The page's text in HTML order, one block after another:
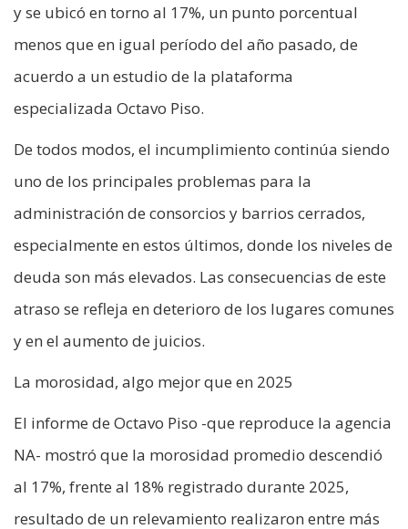
y se ubicó en torno al 17%, un punto porcentual
menos que en igual período del año pasado, de
acuerdo a un estudio de la plataforma
especializada Octavo Piso.
De todos modos, el incumplimiento continúa siendo
uno de los principales problemas para la
administración de consorcios y barrios cerrados,
especialmente en estos últimos, donde los niveles de
deuda son más elevados. Las consecuencias de este
atraso se refleja en deterioro de los lugares comunes
y en el aumento de juicios.
La morosidad, algo mejor que en 2025
El informe de Octavo Piso -que reproduce la agencia
NA- mostró que la morosidad promedio descendió
al 17%, frente al 18% registrado durante 2025,
resultado de un relevamiento realizaron entre más